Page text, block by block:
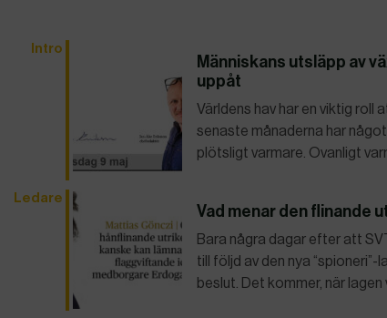
Intro
Människans utsläpp av
uppåt
Världens hav har en viktig roll
senaste månaderna har
plötsligt varmare. Ovanligt
Ledare
Vad menar den flinande
Bara några dagar efter att
till följd av den nya
beslut. Det kommer, när